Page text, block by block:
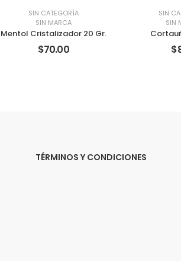
SIN CATEGORÍA
SIN MARCA
Mentol Cristalizador 20 Gr.
$70.00
SIN
SIN
TÉRMINOS Y CONDICIONES